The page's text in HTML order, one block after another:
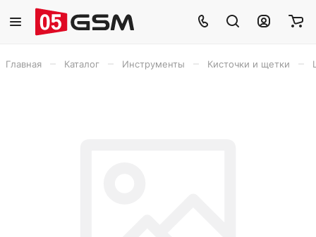
Главная Каталог Инструменты Кисточки и щетки